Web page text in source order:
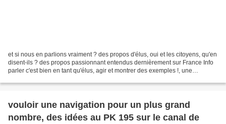
et si nous en parlions vraiment ? des propos d'élus, oui et les citoyens, qu'en
disent-ils ? des propos passionnant entendus dernièrement sur France Info
parler c'est bien en tant qu'élus, agir et montrer des exemples !, une
vouloir une navigation pour un plus grand
nombre, des idées au PK 195 sur le canal de